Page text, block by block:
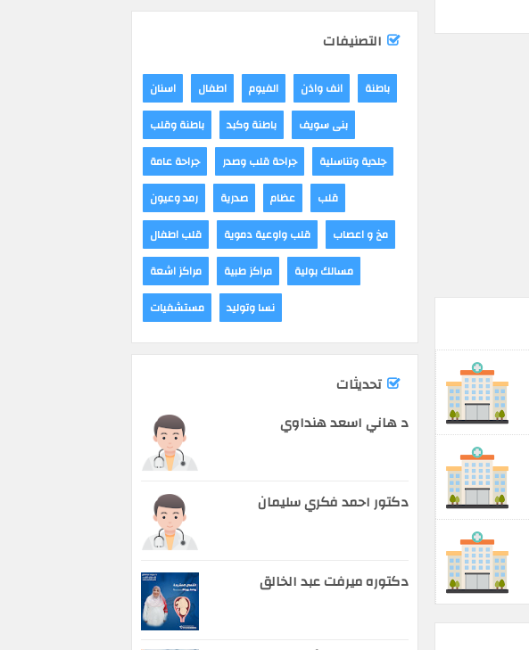
التصنيفات
اسنان اطفال الفيوم انف واذن
باطنة
باطنة وقلب
باطنة وكبد
بنى سويف
جراحة عامة
جراحة قلب وصدر
جلدية وتناسلية
رمد وعيون
صدرية عظام
قلب
قلب اطفال
قلب واوعية دموية
مخ و اعصاب
مراكز اشعة
مراكز طبية
مسالك بولية
مستشفيات
نسا وتوليد
تحديثات
د هاني اسعد هنداوي
دكتور احمد فكري سليمان
دكتوره ميرفت عبد الخالق